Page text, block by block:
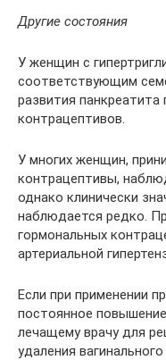
Другие состояния
У женщин с
соответствующим
развития
контрацептивов.
У многих женщин,
контрацептивы,
однако клинически
наблюдается редко.
гормональных
артериальной
Если при применении
постоянное
лечащему врачу для
удаления